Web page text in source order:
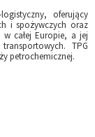
oferujący
i spożywczych oraz
całej Europie, a jej
TPG
petrochemicznej.